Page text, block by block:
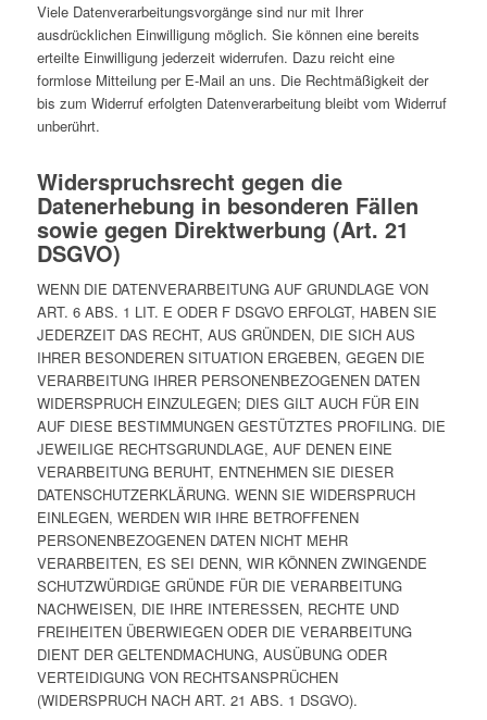
Viele Datenverarbeitungsvorgänge sind nur mit Ihrer
ausdrücklichen Einwilligung möglich. Sie können eine bereits
erteilte Einwilligung jederzeit widerrufen. Dazu reicht eine
formlose Mitteilung per E-Mail an uns. Die Rechtmäßigkeit der
bis zum Widerruf erfolgten Datenverarbeitung bleibt vom Widerruf
unberührt.
Widerspruchsrecht gegen die
Datenerhebung in besonderen Fällen
sowie gegen Direktwerbung (Art. 21
DSGVO)
WENN DIE DATENVERARBEITUNG AUF GRUNDLAGE VON
ART. 6 ABS. 1 LIT. E ODER F DSGVO ERFOLGT, HABEN SIE
JEDERZEIT DAS RECHT, AUS GRÜNDEN, DIE SICH AUS
IHRER BESONDEREN SITUATION ERGEBEN, GEGEN DIE
VERARBEITUNG IHRER PERSONENBEZOGENEN DATEN
WIDERSPRUCH EINZULEGEN; DIES GILT AUCH FÜR EIN
AUF DIESE BESTIMMUNGEN GESTÜTZTES PROFILING. DIE
JEWEILIGE RECHTSGRUNDLAGE, AUF DENEN EINE
VERARBEITUNG BERUHT, ENTNEHMEN SIE DIESER
DATENSCHUTZERKLÄRUNG. WENN SIE WIDERSPRUCH
EINLEGEN, WERDEN WIR IHRE BETROFFENEN
PERSONENBEZOGENEN DATEN NICHT MEHR
VERARBEITEN, ES SEI DENN, WIR KÖNNEN ZWINGENDE
SCHUTZWÜRDIGE GRÜNDE FÜR DIE VERARBEITUNG
NACHWEISEN, DIE IHRE INTERESSEN, RECHTE UND
FREIHEITEN ÜBERWIEGEN ODER DIE VERARBEITUNG
DIENT DER GELTENDMACHUNG, AUSÜBUNG ODER
VERTEIDIGUNG VON RECHTSANSPRÜCHEN
(WIDERSPRUCH NACH ART. 21 ABS. 1 DSGVO).